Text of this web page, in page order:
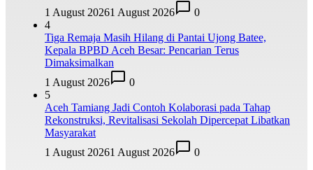
1 August 20261 August 2026
0
4
Tiga Remaja Masih Hilang di Pantai Ujong Batee,
Kepala BPBD Aceh Besar: Pencarian Terus
Dimaksimalkan
1 August 2026
0
5
Aceh Tamiang Jadi Contoh Kolaborasi pada Tahap
Rekonstruksi, Revitalisasi Sekolah Dipercepat Libatkan
Masyarakat
1 August 20261 August 2026 0